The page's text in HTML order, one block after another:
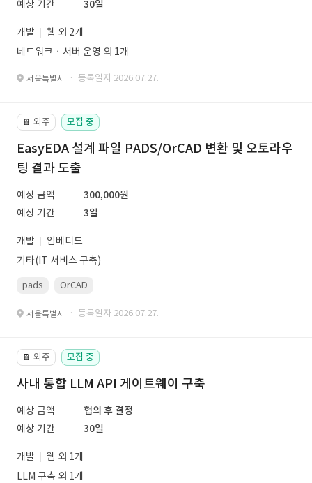
예상 기간
30일
개발
웹 외 2개
네트워크ㆍ서버 운영 외 1개
서울특별시 · 등록일자 2026.07.27.
📔 외주 모집 중
EasyEDA 설계 파일 PADS/OrCAD 변환 및 오토라우
팅 결과 도출
예상 금액
300,000원
예상 기간
3일
개발
임베디드
기타(IT 서비스 구축)
pads OrCAD
서울특별시 · 등록일자 2026.07.27.
📔 외주 모집 중
사내 통합 LLM API 게이트웨이 구축
예상 금액
협의 후 결정
예상 기간
30일
개발
웹 외 1개
LLM 구축 외 1개